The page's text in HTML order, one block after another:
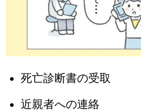
死亡診断書の受取
近親者への連絡